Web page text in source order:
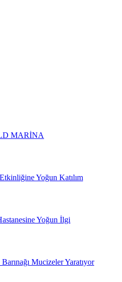
MARİNA
Yoğun Katılım
Yoğun İlgi
Mucizeler Yaratıyor